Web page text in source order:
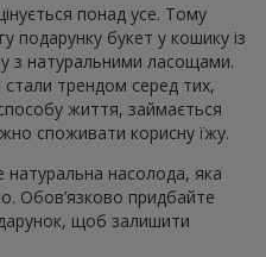
понад усе. Тому
подарунку букет у кошику із
з натуральними ласощами.
трендом серед тих,
життя, займається
споживати корисну їжу.
натуральна насолода, яка
Обов’язково придбайте
щоб залишити